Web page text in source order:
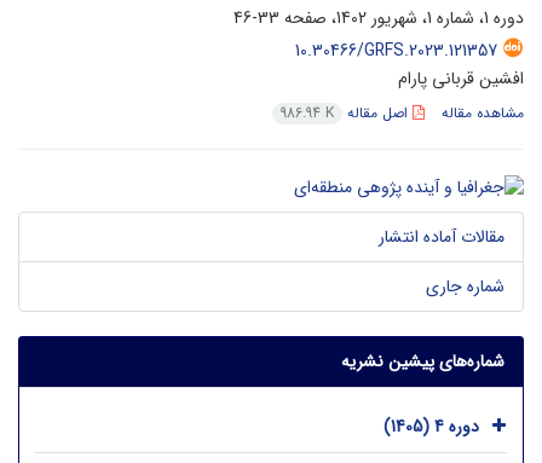
دوره 1، شماره 1، شهریور 1402، صفحه
33-46
10.30466/GRFS.2023.121357
افشین قربانی پارام
مشاهده مقاله اصل مقاله 986.94 K
مقالات آماده انتشار
شماره جاری
شماره‌های پیشین نشریه
دوره 4 (1405)